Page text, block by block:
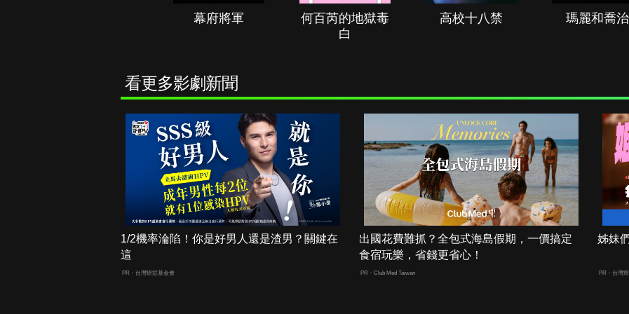
幕府將軍
何百芮的地獄毒
白
高校十八禁 瑪麗和喬治
看更多影劇新聞
1/2機率淪陷！你是好男人還是渣男？關鍵在
這
PR・台灣癌症基金會
出國花費難抓？全包式海島假期，一價搞定
食宿玩樂，省錢更省心！
PR・Club Med Taiwan
姊妹
PR・台灣